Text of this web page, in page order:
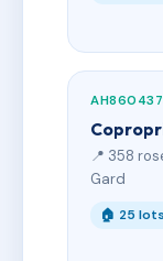
📍 358
Gard
🏠 25 lots